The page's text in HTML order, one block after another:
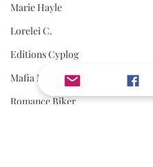
Marie Hayle
Lorelei C.
Editions Cyplog
Mafia Romance
Romance Biker